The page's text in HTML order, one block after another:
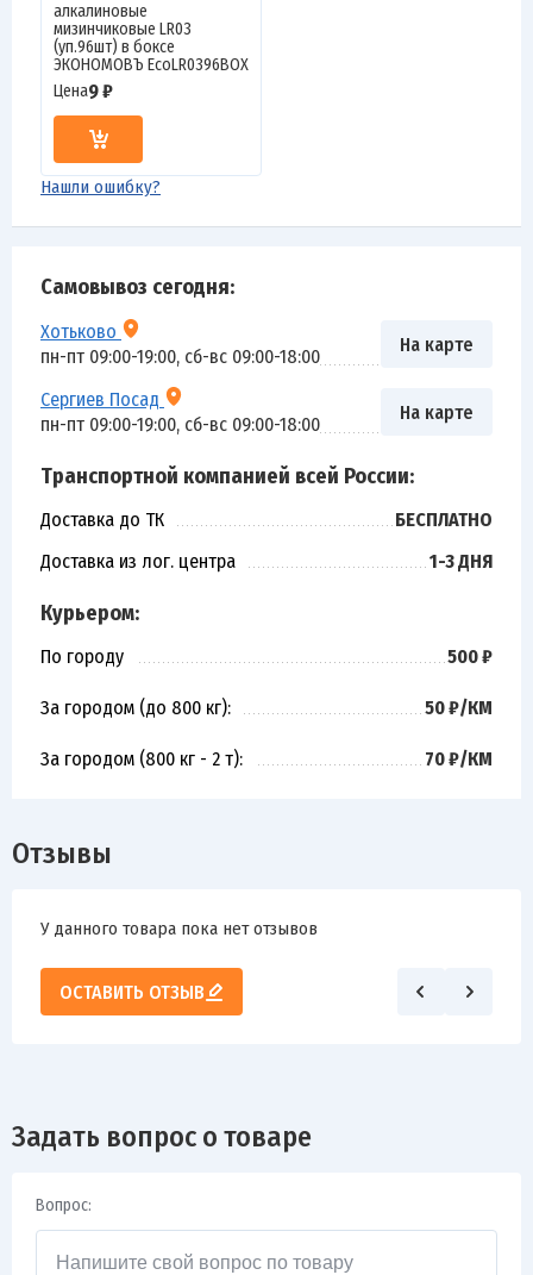
Самовывоз сегодня:
Хотьково
пн-пт 09:00-19:00, сб-вс 09:00-18:00
На карте
Сергиев Посад
пн-пт 09:00-19:00, сб-вс 09:00-18:00
На карте
Транспортной компанией всей России:
Доставка до ТК
БЕСПЛАТНО
Доставка из лог. центра
1-3 ДНЯ
Курьером:
По городу 500 ₽
За городом (до 800 кг): 50 ₽/КМ
За городом (800 кг - 2 т): 70 ₽/КМ
алкалиновые
мизинчиковые LR03
(уп.96шт) в боксе
ЭКОНОМОВЪ EcoLR0396BOX
Цена9 ₽
Нашли ошибку?
Отзывы
У данного товара пока нет отзывов
ОСТАВИТЬ ОТЗЫВ
Задать вопрос о товаре
Вопрос: